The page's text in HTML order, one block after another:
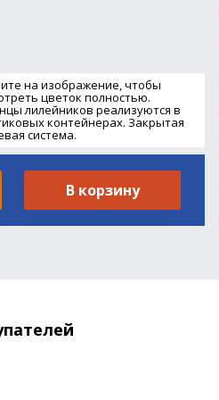
на изображение, чтобы
цветок полностью.
лилейников реализуются в
контейнерах. Закрытая
система.
В корзину